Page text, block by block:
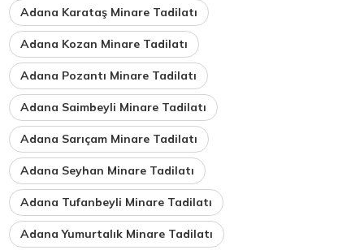
Adana Karataş Minare Tadilatı
Adana Kozan Minare Tadilatı
Adana Pozantı Minare Tadilatı
Adana Saimbeyli Minare Tadilatı
Adana Sarıçam Minare Tadilatı
Adana Seyhan Minare Tadilatı
Adana Tufanbeyli Minare Tadilatı
Adana Yumurtalık Minare Tadilatı